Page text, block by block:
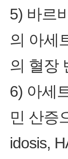
5) 바르
의 아세
의 혈장
6) 아세
민 산증
idosis,